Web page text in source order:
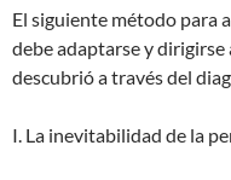
El siguiente método para
debe adaptarse y dirigirse
descubrió a través del
I. La inevitabilidad de la